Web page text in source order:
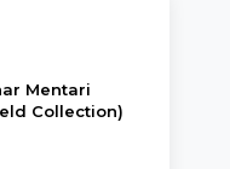
Mentari
Collection)